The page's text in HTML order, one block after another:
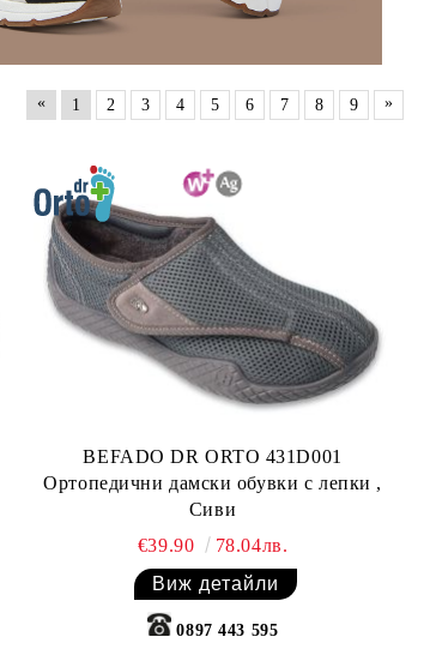
« 1 2 3 4 5 6 7 8 9 »
BEFADO DR ORTO 431D001
Ортопедични дамски обувки с лепки ,
Сиви
€39.90
78.04лв.
Виж детайли
0897 443 595